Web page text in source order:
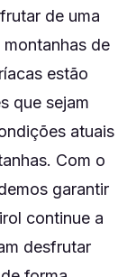
de uma
de
estão
que sejam
atuais
Com o
garantir
continue a
desfrutar